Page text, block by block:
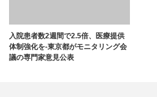
入院患者数2週間で2.5倍、医療提供
体制強化を-東京都がモニタリング会
議の専門家意見公表